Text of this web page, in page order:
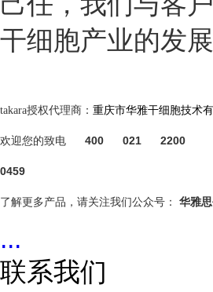
干细胞产业的发展
takara授权代理商： 重庆市华雅干细胞技术
欢迎您的致电 400 021
0459
了解更多产品，请关注我们公众号： 华雅
...
联系我们